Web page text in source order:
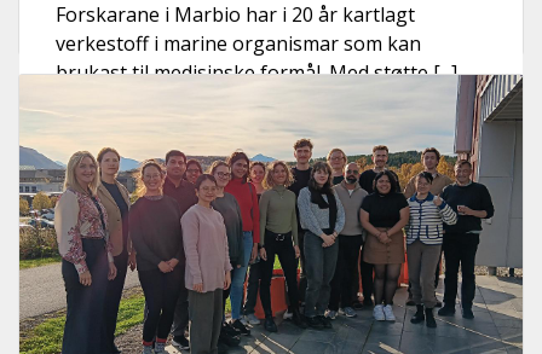
Forskarane i Marbio har i 20 år kartlagt
verkestoff i marine organismar som kan
brukast til medisinske formål. Med støtte [...]